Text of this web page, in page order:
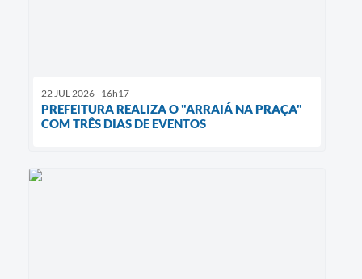
22 JUL 2026 - 16h17
PREFEITURA REALIZA O "ARRAIÁ NA PRAÇA"
COM TRÊS DIAS DE EVENTOS